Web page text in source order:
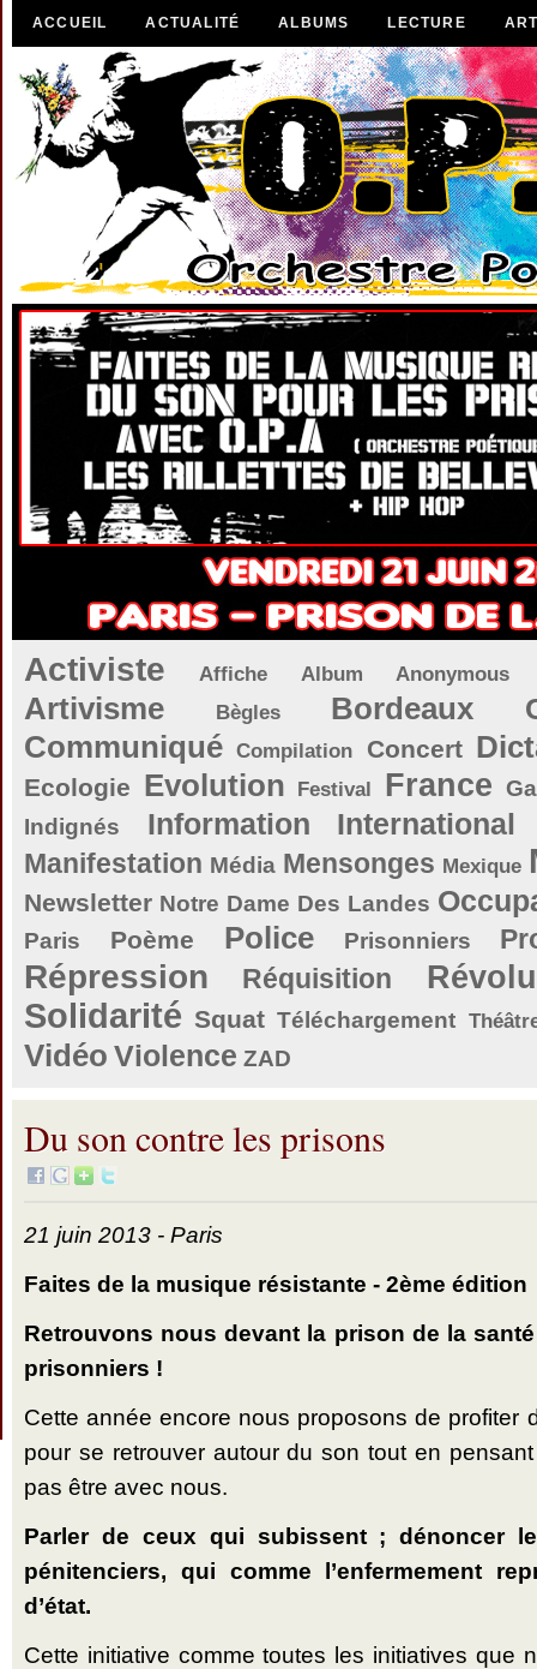
ACCUEIL ACTUALITÉ ALBUMS LECTURE
Activiste Affiche Album Anonymous
Artivisme Bègles Bordeaux
Communiqué Compilation Concert
Ecologie Evolution Festival France
Indignés
Information International
Manifestation Média Mensonges Mexique
Newsletter Notre Dame Des Landes
Paris Poème Police Prisonniers
Répression Réquisition
Solidarité Squat Téléchargement
Vidéo Violence ZAD
Du son contre les prisons
21 juin 2013 - Paris
Faites de la musique résistante - 2ème édition
Retrouvons nous devant la prison de la
prisonniers !
Cette année encore nous proposons de profiter
pour se retrouver autour du son tout en
pas être avec nous.
Parler de ceux qui subissent ; dénoncer
pénitenciers, qui comme l’enfermement
d’état.
Cette initiative comme toutes les initiatives que